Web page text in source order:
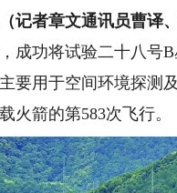
记者章文通讯员曹译
成功将试验二十八号
要用于空间环境探测
箭的第583次飞行。